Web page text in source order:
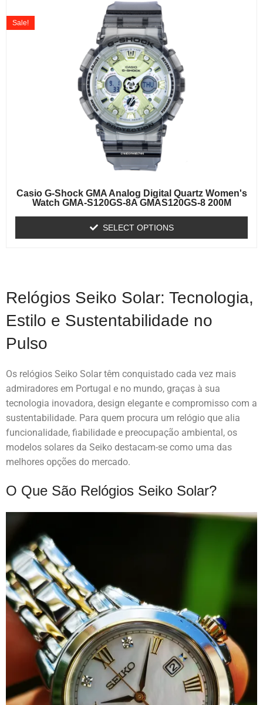
Casio G-Shock GMA Analog Digital Quartz Women's
Watch GMA-S120GS-8A GMAS120GS-8 200M
Sale!
SELECT OPTIONS
Relógios Seiko Solar: Tecnologia,
Estilo e Sustentabilidade no
Pulso
Os relógios Seiko Solar têm conquistado cada vez mais
admiradores em Portugal e no mundo, graças à sua
tecnologia inovadora, design elegante e compromisso com a
sustentabilidade. Para quem procura um relógio que alia
funcionalidade, fiabilidade e preocupação ambiental, os
modelos solares da Seiko destacam-se como uma das
melhores opções do mercado.
O Que São Relógios Seiko Solar?